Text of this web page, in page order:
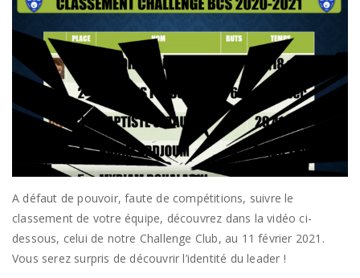
A défaut de pouvoir, faute de compétitions, suivre le
classement de votre équipe, découvrez dans la vidéo ci-
dessous, celui de notre Challenge Club, au 11 février 2021.
Vous serez surpris de découvrir l’identité du leader !